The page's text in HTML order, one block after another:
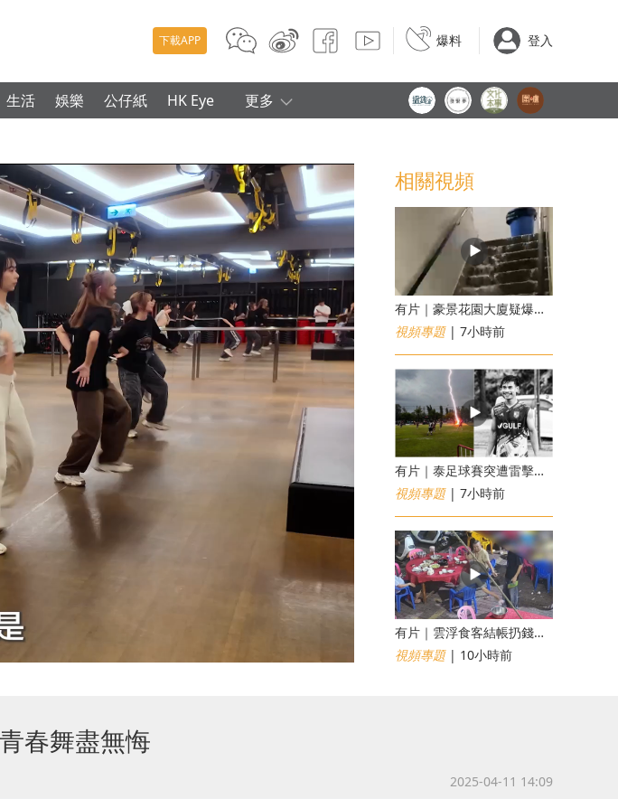
下載APP 爆料 登入
生活 娛樂 公仔紙 HK Eye 更多
相關視頻
有片｜豪景花園大廈疑爆消防喉 後樓梯慘變瀑布
視頻專題| 7小時前
有片｜泰足球賽突遭雷擊釀1死12傷 24歲球員被閃電劈中亡
視頻專題| 7小時前
​有片｜雲浮食客結帳扔錢落地施辱 店員找贖時還施彼身獲老闆肯定
視頻專題| 10小時前
春舞盡無悔
2025-04-11 14:09